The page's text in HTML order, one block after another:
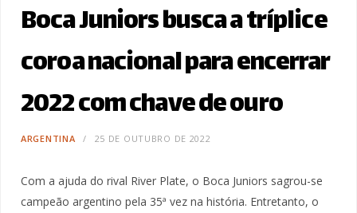
Boca Juniors busca a tríplice
coroa nacional para encerrar
2022 com chave de ouro
ARGENTINA 25 DE OUTUBRO DE 2022
Com a ajuda do rival River Plate, o Boca Juniors sagrou-se
campeão argentino pela 35ª vez na história. Entretanto, o